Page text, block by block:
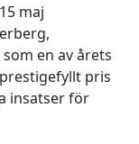
maj
en av årets
pris
insatser för